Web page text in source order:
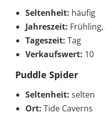
Seltenheit: häufig
Jahreszeit:
Tageszeit: Tag
Verkaufswert: 10
Puddle Spider
Seltenheit: selten
Ort: Tide Caverns